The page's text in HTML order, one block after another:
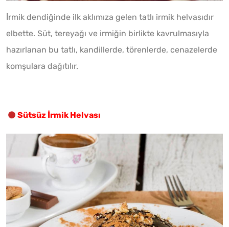
İrmik dendiğinde ilk aklımıza gelen tatlı irmik helvasıdır
elbette. Süt, tereyağı ve irmiğin birlikte kavrulmasıyla
hazırlanan bu tatlı, kandillerde, törenlerde, cenazelerde
komşulara dağıtılır.
Sütsüz İrmik Helvası